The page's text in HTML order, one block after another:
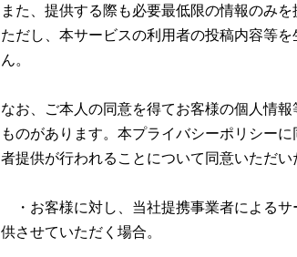
また、提供する際も必要最低限の情報のみを
ただし、本サービスの利用者の投稿内容等
ん。
なお、ご本人の同意を得てお客様の個人情
ものがあります。本プライバシーポリシー
者提供が行われることについて同意いただい
・お客様に対し、当社提携事業者による
供させていただく場合。